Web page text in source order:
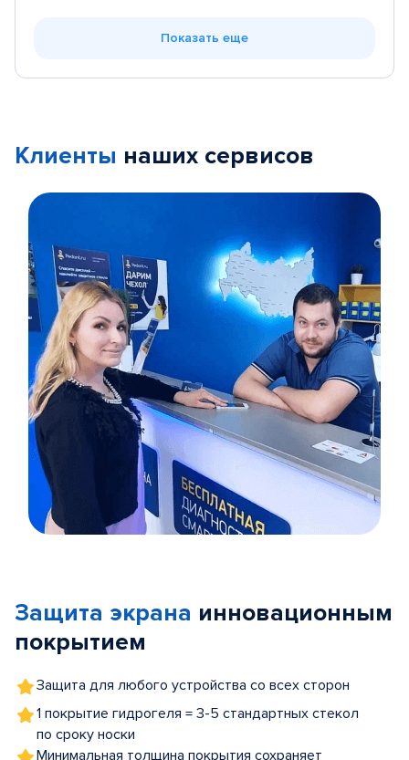
Показать еще
Клиенты наших сервисов
5
Защита экрана инновационным
покрытием
Защита для любого устройства со всех сторон
1 покрытие гидрогеля = 3-5 стандартных стекол
по сроку носки
Минимальная толщина покрытия сохраняет